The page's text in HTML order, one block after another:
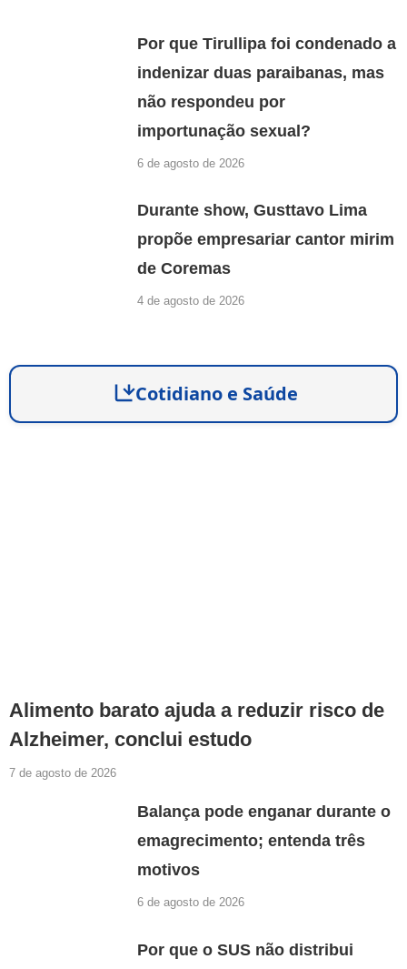
Por que Tirullipa foi condenado a
indenizar duas paraibanas, mas
não respondeu por
importunação sexual?
6 de agosto de 2026
Durante show, Gusttavo Lima
propõe empresariar cantor mirim
de Coremas
4 de agosto de 2026
Cotidiano e Saúde
Alimento barato ajuda a reduzir risco de
Alzheimer, conclui estudo
7 de agosto de 2026
Balança pode enganar durante o
emagrecimento; entenda três
motivos
6 de agosto de 2026
Por que o SUS não distribui